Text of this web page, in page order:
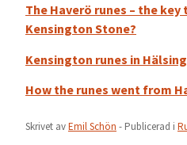
The Haverö runes – the
Kensington Stone?
Kensington runes in
How the runes went from
Skrivet avEmil Schön - Publicerad i